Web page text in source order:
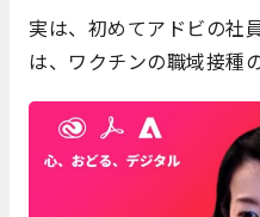
実は、初めてアドビの社
は、ワクチンの職域接種